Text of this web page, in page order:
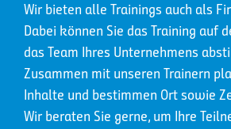
Wir bieten alle Trainings auch als
Dabei können Sie das Training auf
das Team Ihres Unternehmens
Zusammen mit unseren Trainern
Inhalte und bestimmen Ort sowie
Wir beraten Sie gerne, um Ihre